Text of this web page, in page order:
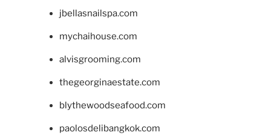
jbellasnailspa.com
mychaihouse.com
alvisgrooming.com
thegeorginaestate.com
blythewoodseafood.com
paolosdelibangkok.com